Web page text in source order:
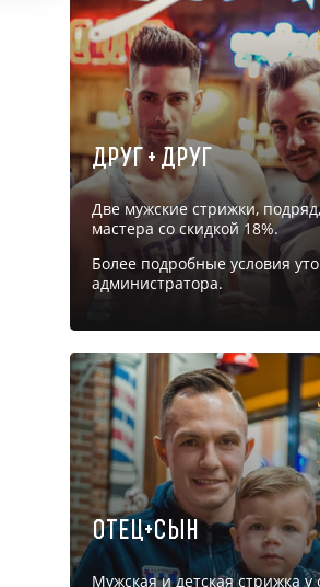
Друг + Друг
Две мужские стрижки,
мастера со скидкой 18%.
Более подробные условия
администратора.
Отец+Сын
Мужская и детская стрижка у